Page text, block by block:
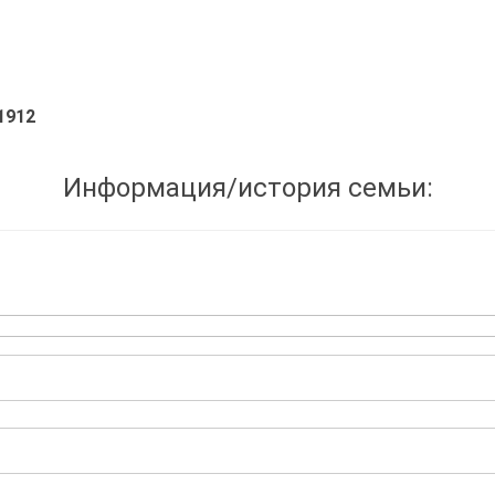
Информация/история семьи: